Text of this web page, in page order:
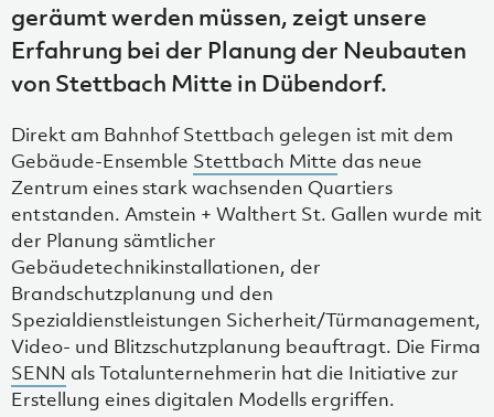
geräumt werden müssen, zeigt unsere
Erfahrung bei der Planung der Neubauten
von Stettbach Mitte in Dübendorf.
Direkt am Bahnhof Stettbach gelegen ist mit dem
Gebäude-Ensemble Stettbach Mitte das neue
Zentrum eines stark wachsenden Quartiers
entstanden. Amstein + Walthert St. Gallen wurde mit
der Planung sämtlicher
Gebäudetechnikinstallationen, der
Brandschutzplanung und den
Spezialdienstleistungen Sicherheit/Türmanagement,
Video- und Blitzschutzplanung beauftragt. Die Firma
SENN als Totalunternehmerin hat die Initiative zur
Erstellung eines digitalen Modells ergriffen.